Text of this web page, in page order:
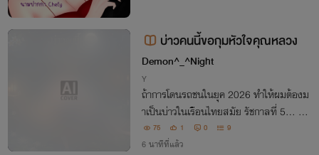
บ่าวคนนี้ขอกุมหัวใจคุณหลวง
Demon^_^Night
Y
ถ้าการโดนรถชนในยุค 2026 ทำให้ผมต้องม
าเป็นบ่าวในเรือนไทยสมัย รัชกาลที่ 5... ผม
ก็จะไม่บ่นสักคำ ถ้านายท่านผู้เป็นเจ้านายจะ
'น่ารัก' จนใจผมสั่นขนาดนี้!
75 1 0 9
6 นาทีที่แล้ว